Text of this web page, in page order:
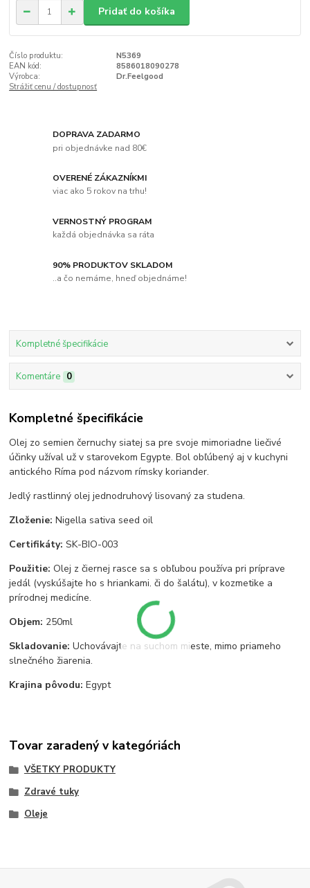
Pridať do košíka
Číslo produktu:
N5369
EAN kód:
8586018090278
Výrobca:
Dr.Feelgood
Strážiť cenu / dostupnosť
DOPRAVA ZADARMO
pri objednávke nad 80€
OVERENÉ ZÁKAZNÍKMI
viac ako 5 rokov na trhu!
VERNOSTNÝ PROGRAM
každá objednávka sa ráta
90% PRODUKTOV SKLADOM
..a čo nemáme, hneď objednáme!
Kompletné špecifikácie
Komentáre 0
Kompletné špecifikácie
Olej zo semien černuchy siatej sa pre svoje mimoriadne liečivé
účinky užíval už v starovekom Egypte. Bol obľúbený aj v kuchyni
antického Ríma pod názvom rímsky koriander.
Jedlý rastlinný olej jednodruhový lisovaný za studena.
Zloženie: Nigella sativa seed oil
Certifikáty:SK-BIO-003
Použitie:Olej z čiernej rasce sa s obľubou používa pri príprave
jedál (vyskúšajte ho s hriankami, či do šalátu), v kozmetike a
prírodnej medicíne.
Objem: 250ml
Skladovanie:Uchovávajte na suchom mieste, mimo priameho
slnečného žiarenia.
Krajina pôvodu:Egypt
Tovar zaradený v kategóriách
VŠETKY PRODUKTY
Zdravé tuky
Oleje